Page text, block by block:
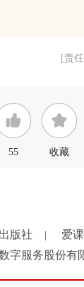
[责
55 收藏
版社 爱
字服务股份有